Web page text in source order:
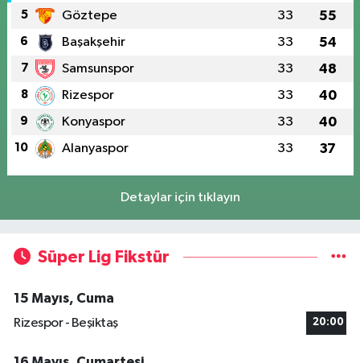
5 Göztepe 33 55
6 Başakşehir 33 54
7 Samsunspor 33 48
8 Rizespor 33 40
9 Konyaspor 33 40
10 Alanyaspor 33 37
Detaylar için tıklayın
Süper Lig Fikstür
15 Mayıs, Cuma
Rizespor - Beşiktaş
20:00